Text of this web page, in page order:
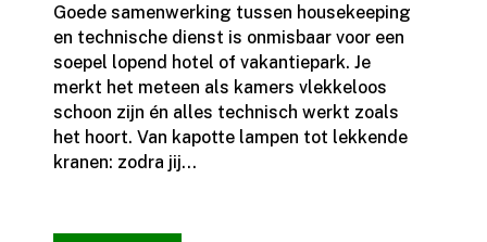
Goede samenwerking tussen housekeeping
en technische dienst is onmisbaar voor een
soepel lopend hotel of vakantiepark.​ Je
merkt het meteen als kamers vlekkeloos
schoon zijn én alles technisch werkt zoals
het hoort.​ Van kapotte lampen tot lekkende
kranen: zodra jij...